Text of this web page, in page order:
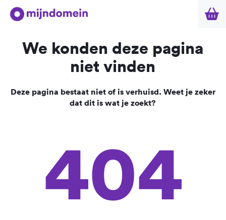
We konden deze pagina
niet vinden
Deze pagina bestaat niet of is verhuisd. Weet je zeker
dat dit is wat je zoekt?
404